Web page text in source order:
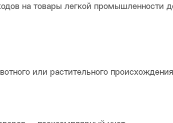
на товары легкой промышленности
или растительного